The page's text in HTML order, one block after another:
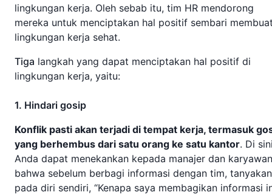
lingkungan kerja. Oleh sebab itu, tim HR mendorong
mereka untuk menciptakan hal positif sembari
lingkungan kerja sehat.
Tiga langkah yang dapat menciptakan hal positif di
lingkungan kerja, yaitu:
1. Hindari gosip
Konflik pasti akan terjadi di tempat kerja, termasuk
yang berhembus dari satu orang ke satu kantor. Di
Anda dapat menekankan kepada manajer dan karyawan
bahwa sebelum berbagi informasi dengan tim, tanyakan
pada diri sendiri, “Kenapa saya membagikan informasi